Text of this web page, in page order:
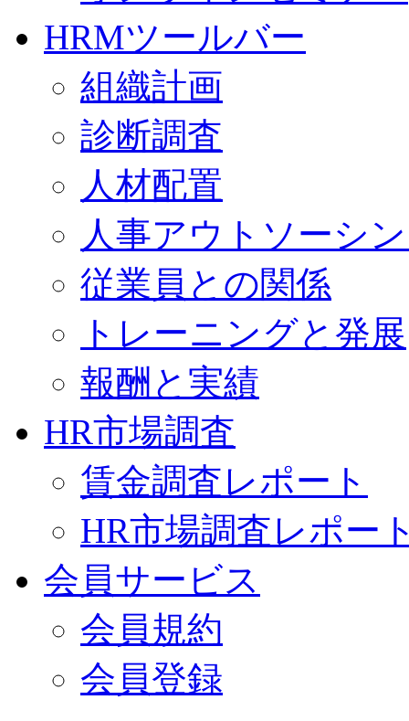
HRMツールバー
組織計画
診断調査
人材配置
人事アウトソーシ
従業員との関係
トレーニングと発展
報酬と実績
HR市場調査
賃金調査レポート
HR市場調査レポー
会員サービス
会員規約
会員登録